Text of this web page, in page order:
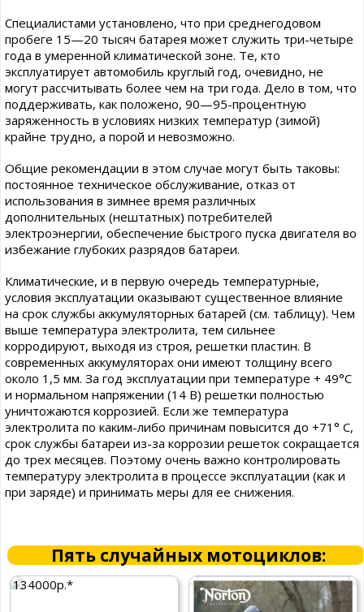
Специалистами установлено, что при среднегодовом
пробеге 15—20 тысяч батарея может служить три-четыре
года в умеренной климатической зоне. Те, кто
эксплуатирует автомобиль круглый год, очевидно, не
могут рассчитывать более чем на три года. Дело в том, что
поддерживать, как положено, 90—95-процентную
заряженность в условиях низких температур (зимой)
крайне трудно, а порой и невозможно.
Общие рекомендации в этом случае могут быть таковы:
постоянное техническое обслуживание, отказ от
использования в зимнее время различных
дополнительных (нештатных) потребителей
электроэнергии, обеспечение быстрого пуска двигателя во
избежание глубоких разрядов батареи.
Климатические, и в первую очередь температурные,
условия эксплуатации оказывают существенное влияние
на срок службы аккумуляторных батарей (см. таблицу). Чем
выше температура электролита, тем сильнее
корродируют, выходя из строя, решетки пластин. В
современных аккумуляторах они имеют толщину всего
около 1,5 мм. За год эксплуатации при температуре + 49°С
и нормальном напряжении (14 В) решетки полностью
уничтожаются коррозией. Если же температура
электролита по каким-либо причинам повысится до +71° С,
срок службы батареи из-за коррозии решеток сокращается
до трех месяцев. Поэтому очень важно контролировать
температуру электролита в процессе эксплуатации (как и
при заряде) и принимать меры для ее снижения.
Пять случайных мотоциклов:
134000р.*